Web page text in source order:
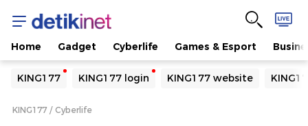
Home Gadget Cyberlife Games & Esport
KING177 KING177 login KING177 website
Yang sedang ramai dicari
Loading...
KING177 Cyberlife